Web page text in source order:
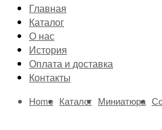
Главная
Каталог
О нас
История
Оплата и доставка
Контакты
Home Каталог Миниатюра